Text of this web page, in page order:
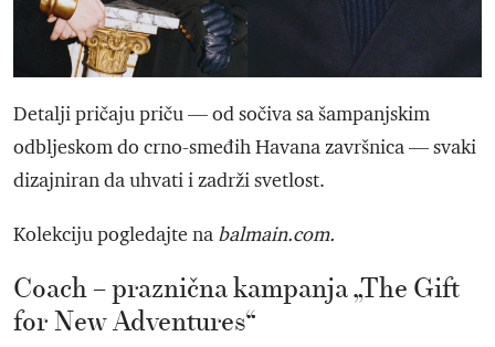
Detalji pričaju priču — od sočiva sa šampanjskim
odbljeskom do crno-smeđih Havana završnica — svaki
dizajniran da uhvati i zadrži svetlost.
Kolekciju pogledajte na balmain.com.
Coach – praznična kampanja „The Gift
for New Adventures“